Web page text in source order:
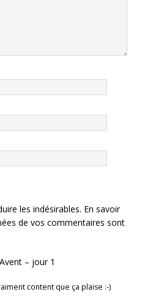
les indésirables. En savoir
de vos commentaires sont
– jour 1
content que ça plaise :-)